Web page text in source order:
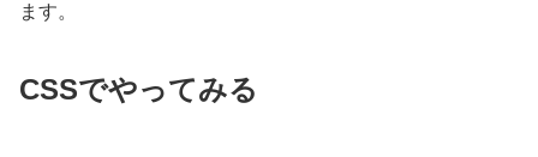
ます。
CSSでやってみる